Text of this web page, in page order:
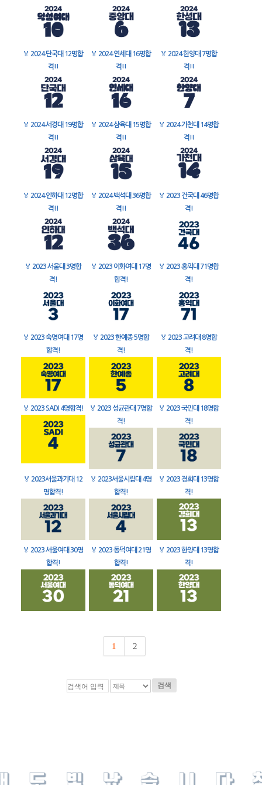
🏅 2024 단국대 12명합
격!!
🏅 2024 연세대 16명합
격!!
🏅 2024 한양대 7명합
격!!
🏅 2024 서경대 19명합
격!!
🏅 2024 삼육대 15명합
격!!
🏅 2024 가천대 14명합
격!!
🏅 2024 인하대 12명합
격!!
🏅 2024 백석대 36명합
격!!
🏅 2023 건국대 46명합
격!
🏅 2023 서울대 3명합
격!
🏅 2023 이화여대 17명
합격!
🏅 2023 홍익대 71명합
격!
🏅 2023 숙명여대 17명
합격!
🏅 2023 한예종 5명합
격!
🏅 2023 고려대 8명합
격!
🏅 2023 SADI 4명합격! 🏅 2023 성균관대 7명합
격!
🏅 2023 국민대 18명합
격!
🏅 2023서울과기대 12
명합격!
🏅 2023서울시립대 4명
합격!
🏅 2023 경희대 13명합
격!
🏅 2023 서울여대 30명
합격!
🏅 2023 동덕여대 21명
합격!
🏅 2023 한양대 13명합
격!
1 2
검색